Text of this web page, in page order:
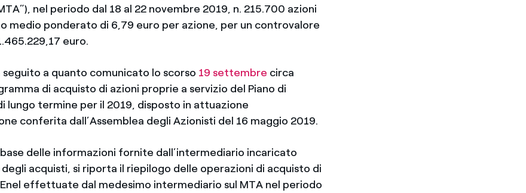
nel periodo dal 18 al 22 novembre 2019, n. 215.700 azioni
medio ponderato di 6,79 euro per azione, per un controvalore
euro.
seguito a quanto comunicato lo scorso 19 settembre circa
di acquisto di azioni proprie a servizio del Piano di
lungo termine per il 2019, disposto in attuazione
conferita dall’Assemblea degli Azionisti del 16 maggio 2019.
base delle informazioni fornite dall’intermediario incaricato
degli acquisti, si riporta il riepilogo delle operazioni di acquisto di
effettuate dal medesimo intermediario sul MTA nel periodo